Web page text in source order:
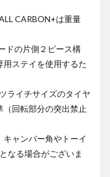
CARBON+は重量
ドの片側２ピース構
ステイを使用するた
ライチサイズのタイヤ
回転部分の突出禁止
ャンバー角やトーイ
なる場合がございま